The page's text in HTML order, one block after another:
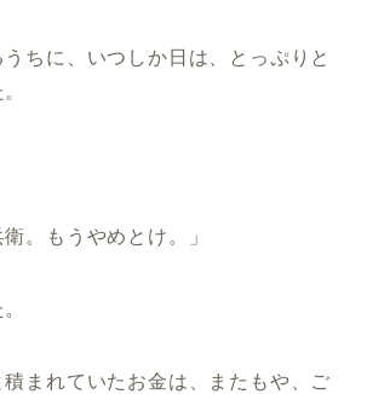
ちに、いつしか日は、とっぷりと
。もうやめとけ。」
まれていたお金は、またもや、ご